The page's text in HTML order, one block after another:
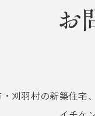
お
刈羽村の新築住宅